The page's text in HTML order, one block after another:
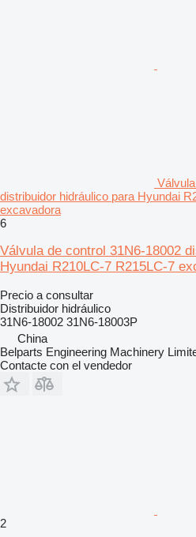
distribuidor hidráulico para Hyundai
excavadora
6
Válvula de control 31N6-18002
Hyundai R210LC-7 R215LC-7
Precio a consultar
Distribuidor hidráulico
31N6-18002 31N6-18003P
China
Belparts Engineering Machinery
Contacte con el vendedor
2